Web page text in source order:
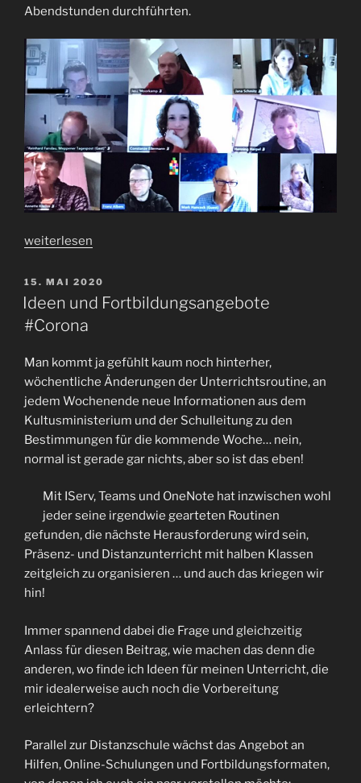
Abendstunden durchführten.
„„Die
ein
Klassiker
–
aktueller
denn
je?!?“
weiterlesen
VERÖFFENTLICHT
AM
15. MAI 2020
Ideen und Fortbildungsangebote
#Corona
Man kommt ja gefühlt kaum noch hinterher,
wöchentliche Änderungen der Unterrichtsroutine, an
jedem Wochenende neue Informationen aus dem
Kultusministerium und der Schulleitung zu den
Bestimmungen für die kommende Woche… nein,
normal ist gerade gar nichts, aber so ist das eben!
Mit IServ, Teams und OneNote hat inzwischen wohl
jeder seine irgendwie gearteten Routinen
gefunden, die nächste Herausforderung wird sein,
Präsenz- und Distanzunterricht mit halben Klassen
zeitgleich zu organisieren … und auch das kriegen wir
hin!
Immer spannend dabei die Frage und gleichzeitig
Anlass für diesen Beitrag, wie machen das denn die
anderen, wo finde ich Ideen für meinen Unterricht, die
mir idealerweise auch noch die Vorbereitung
erleichtern?
Parallel zur Distanzschule wächst das Angebot an
Hilfen, Online-Schulungen und Fortbildungsformaten,